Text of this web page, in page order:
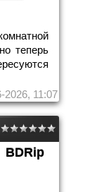
теперь
2026, 11:07
BDRip